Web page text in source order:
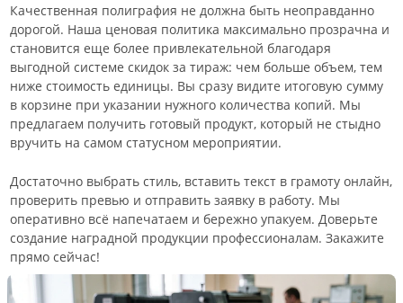
Качественная полиграфия не должна быть неоправданно
дорогой. Наша ценовая политика максимально прозрачна и
становится еще более привлекательной благодаря
выгодной системе скидок за тираж: чем больше объем, тем
ниже стоимость единицы. Вы сразу видите итоговую сумму
в корзине при указании нужного количества копий. Мы
предлагаем получить готовый продукт, который не стыдно
вручить на самом статусном мероприятии.
Достаточно выбрать стиль, вставить текст в грамоту онлайн,
проверить превью и отправить заявку в работу. Мы
оперативно всё напечатаем и бережно упакуем. Доверьте
создание наградной продукции профессионалам. Закажите
прямо сейчас!